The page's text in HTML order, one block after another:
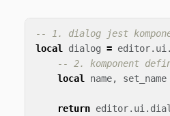
-- 1. dialog jest
local
dialog = editor. ui .
-- 2. komponent
local
name, set_name
return editor. ui .